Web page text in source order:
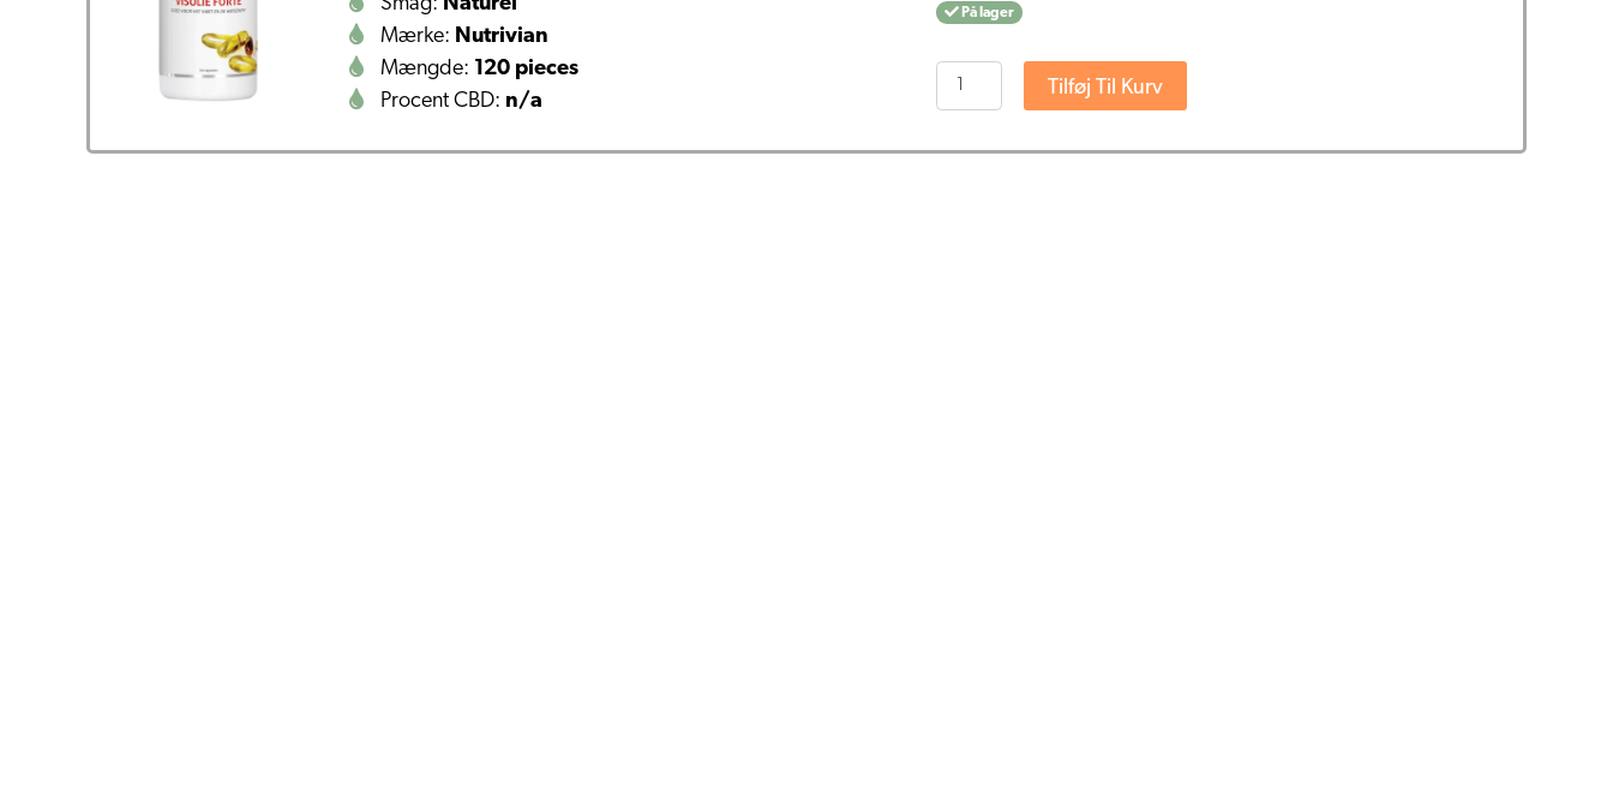
Mærke: Nutrivian
Mængde: 120 pieces
Procent CBD: n/a
På lager
Nutrivian
Fiskeolie
Tilføj Til Kurv